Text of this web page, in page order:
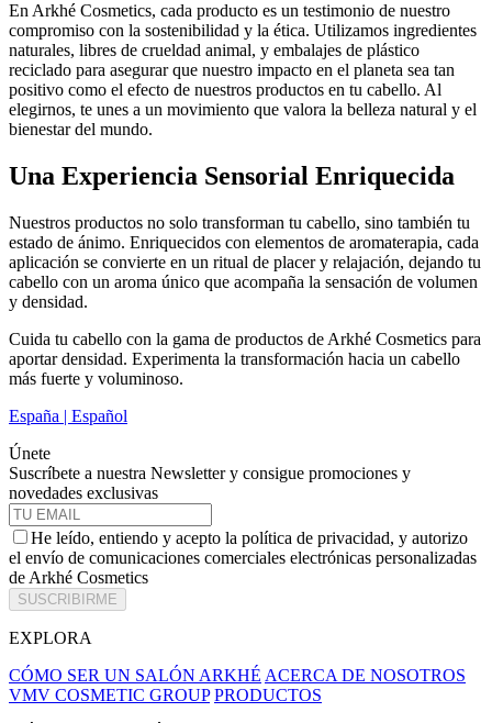
En Arkhé Cosmetics, cada producto es un testimonio de nuestro
compromiso con la sostenibilidad y la ética. Utilizamos ingredientes
naturales, libres de crueldad animal, y embalajes de plástico
reciclado para asegurar que nuestro impacto en el planeta sea tan
positivo como el efecto de nuestros productos en tu cabello. Al
elegirnos, te unes a un movimiento que valora la belleza natural y el
bienestar del mundo.
Una Experiencia Sensorial Enriquecida
Nuestros productos no solo transforman tu cabello, sino también tu
estado de ánimo. Enriquecidos con elementos de aromaterapia, cada
aplicación se convierte en un ritual de placer y relajación, dejando tu
cabello con un aroma único que acompaña la sensación de volumen
y densidad.
Cuida tu cabello con la gama de productos de Arkhé Cosmetics para
aportar densidad. Experimenta la transformación hacia un cabello
más fuerte y voluminoso.
España | Español
Únete
Suscríbete a nuestra Newsletter y consigue promociones y
novedades exclusivas
He leído, entiendo y acepto la política de privacidad, y autorizo
el envío de comunicaciones comerciales electrónicas personalizadas
de Arkhé Cosmetics
SUSCRIBIRME
EXPLORA
CÓMO SER UN SALÓN ARKHÉ ACERCA DE NOSOTROS
VMV COSMETIC GROUP PRODUCTOS